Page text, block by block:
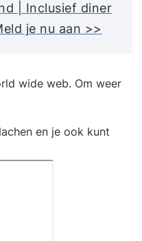
| Inclusief diner
je nu aan >>
wide web. Om weer
en je ook kunt